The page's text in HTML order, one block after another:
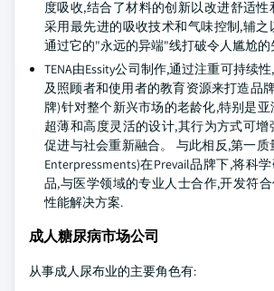
度吸收,结合了材料的创新以改进舒适性
采用最先进的吸收技术和气味控制,辅之
通过它的"永远的异端"线打破令人尴尬的
TENA由Essity公司制作,通过注重可持续
及照顾者和使用者的教育资源来打造品
牌)针对整个新兴市场的老龄化,特别是
超薄和高度灵活的设计,其行为方式可
促进与社会重新融合。 与此相反,第一质
Enterpressments)在Prevail品牌下,将科
品,与医学领域的专业人士合作,开发符
性能解决方案.
成人糖尿病市场公司
从事成人尿布业的主要角色有: